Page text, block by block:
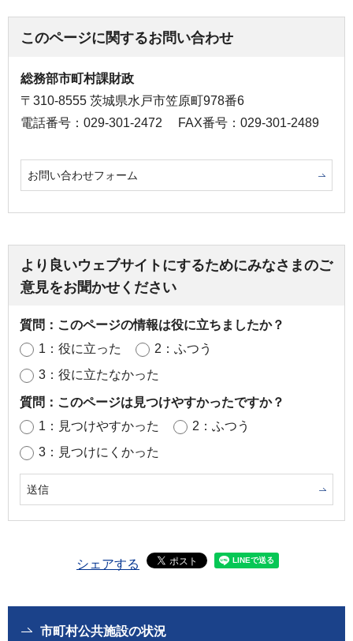
このページに関するお問い合わせ
総務部市町村課財政
〒310-8555 茨城県水戸市笠原町978番6
電話番号：029-301-2472
FAX番号：029-301-2489
お問い合わせフォーム
より良いウェブサイトにするためにみなさまのご
意見をお聞かせください
質問：このページの情報は役に立ちましたか？
1：役に立った
2：ふつう
3：役に立たなかった
質問：このページは見つけやすかったですか？
1：見つけやすかった
2：ふつう
3：見つけにくかった
シェアする
市町村公共施設の状況